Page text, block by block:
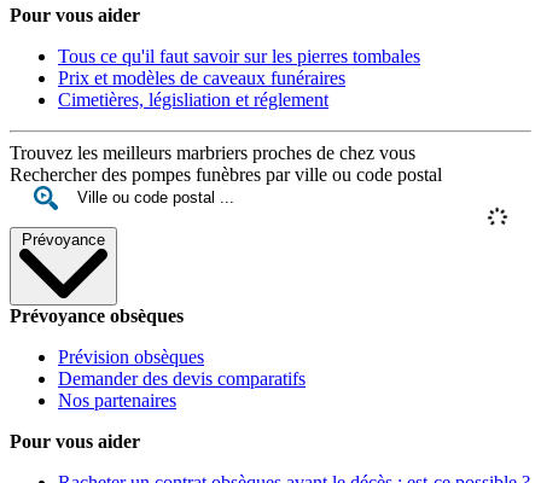
Pour vous aider
Tous ce qu'il faut savoir sur les pierres tombales
Prix et modèles de caveaux funéraires
Cimetières, législiation et réglement
Trouvez les meilleurs marbriers proches de chez vous
Rechercher des pompes funèbres par ville ou code postal
Prévoyance
Prévoyance obsèques
Prévision obsèques
Demander des devis comparatifs
Nos partenaires
Pour vous aider